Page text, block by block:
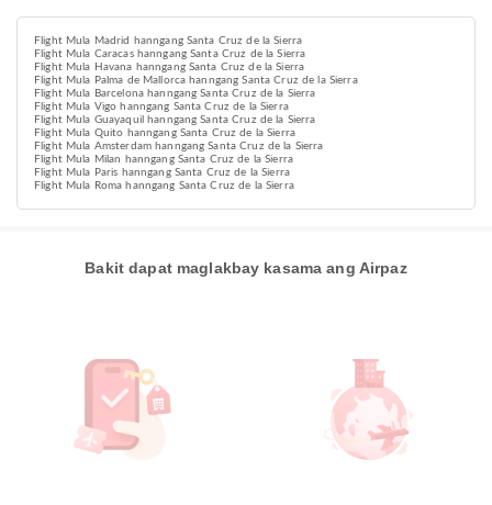
Flight Mula Madrid hanngang Santa Cruz de la Sierra
Flight Mula Caracas hanngang Santa Cruz de la Sierra
Flight Mula Havana hanngang Santa Cruz de la Sierra
Flight Mula Palma de Mallorca hanngang Santa Cruz de la Sierra
Flight Mula Barcelona hanngang Santa Cruz de la Sierra
Flight Mula Vigo hanngang Santa Cruz de la Sierra
Flight Mula Guayaquil hanngang Santa Cruz de la Sierra
Flight Mula Quito hanngang Santa Cruz de la Sierra
Flight Mula Amsterdam hanngang Santa Cruz de la Sierra
Flight Mula Milan hanngang Santa Cruz de la Sierra
Flight Mula Paris hanngang Santa Cruz de la Sierra
Flight Mula Roma hanngang Santa Cruz de la Sierra
Bakit dapat maglakbay kasama ang Airpaz